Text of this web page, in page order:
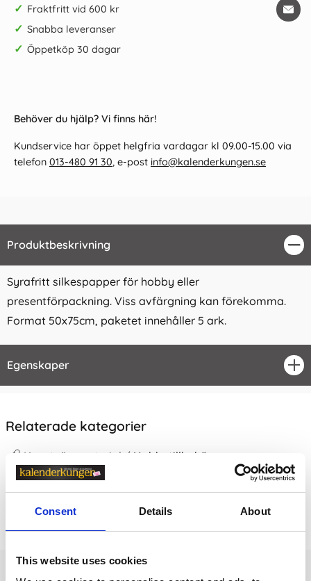
Consent Details About
This website uses cookies
✓ Fraktfritt vid 600 kr
✓ Snabba leveranser
✓ Öppetköp 30 dagar
Behöver du hjälp? Vi finns här!
Kundservice har öppet helgfria vardagar kl 09.00-15.00 via
telefon 013-480 91 30, e-post info@kalenderkungen.se
Produktbeskrivning
Syrafritt silkespapper för hobby eller
presentförpackning. Viss avfärgning kan förekomma.
Format 50x75cm, paketet innehåller 5 ark.
Egenskaper
Relaterade kategorier
Konstnärsmaterial / Hobbytillbehör
Prishistorik
Lägsta pris senaste 30 dagarna är 15 kr (2026-08-09)